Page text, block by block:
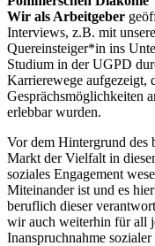
Wir als Arbeitgeber
Interviews, z.B. mit
Quereinsteiger*in ins
Studium in der UGPD
Karrierewege aufgezeigt,
Gesprächsmöglichkeiten
erlebbar wurden.
Vor dem Hintergrund des
Markt der Vielfalt in
soziales Engagement
Miteinander ist und es
beruflich dieser
wir auch weiterhin für all
Inanspruchnahme